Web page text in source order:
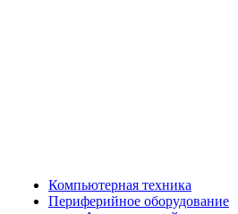
Компьютерная техника
Периферийное оборудование